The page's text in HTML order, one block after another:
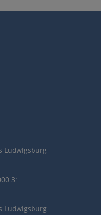
Ludwigsburg
31
Ludwigsburg